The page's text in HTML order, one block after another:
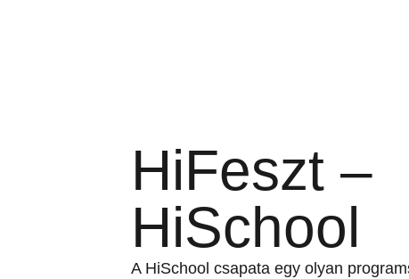
HiFeszt –
HiSchool
A HiSchool csapata egy olyan